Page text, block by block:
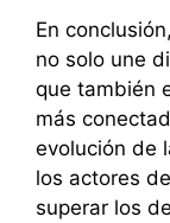
En
no solo une
que también
más
evolución de
los actores
superar los